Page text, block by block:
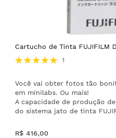
Cartucho de Tinta FUJIFILM
Avaliação:
1
Você vai obter fotos tão
em minilabs. Ou mais!
A capacidade de produção
do sistema jato de tinta
R$ 416,00